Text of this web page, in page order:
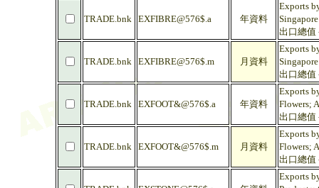
TRADE.bnk EXFIBRE@576$.a 年資料
Exports
出口總值
TRADE.bnk EXFIBRE@576$.m 月資料
Exports
出口總值
TRADE.bnk EXFOOT&@576$.a 年資料
Exports
Flowers;
出口總值
TRADE.bnk EXFOOT&@576$.m 月資料
Exports
Flowers;
出口總值
Exports